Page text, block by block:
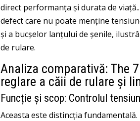
direct performanța și durata de
defect care nu poate menține
și a bucșelor lanțului de șenile,
de rulare.
Analiza comparativă: The
reglare a căii de rulare și
Funcție și scop: Controlul
Aceasta este distincția